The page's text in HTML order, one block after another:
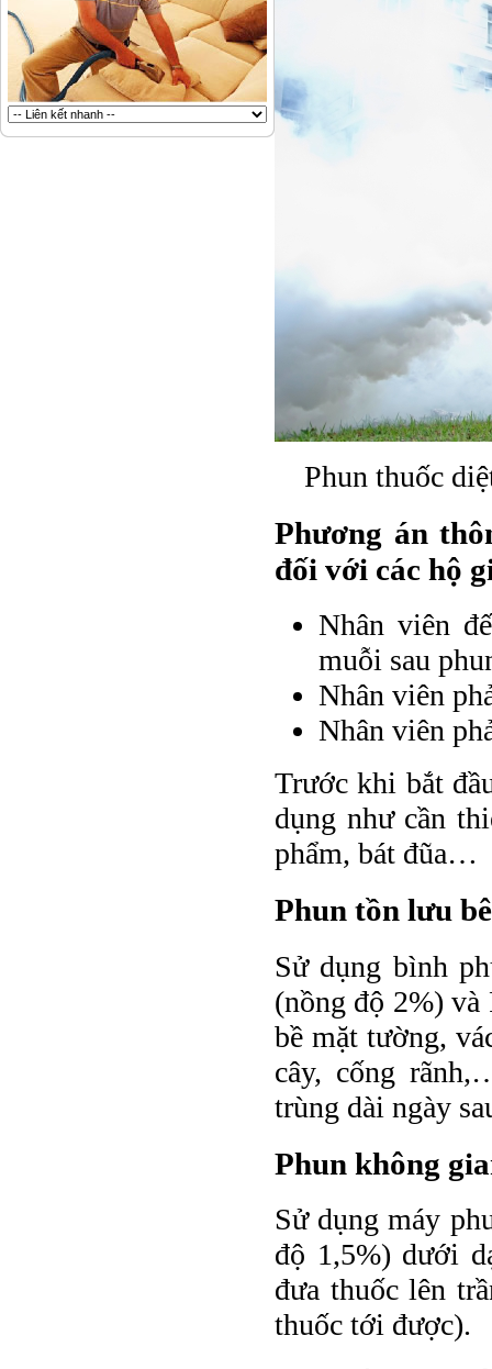
Phun thuốc
Phương án
đối với các hộ
Nhân viên
muỗi sau
Nhân viên
Nhân viên
Trước khi bắt
dụng như cần
phẩm, bát đũa…
Phun tồn lưu
Sử dụng bình
(nồng độ 2%) và
bề mặt tường,
cây, cống
trùng dài ngày
Phun không
Sử dụng máy
độ 1,5%) dưới
đưa thuốc lên
thuốc tới được).